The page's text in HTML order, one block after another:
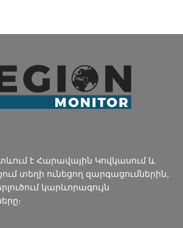
է Հարավային Կովկասում և
տեղի ունեցող զարգացումներին,
կարևորագույն